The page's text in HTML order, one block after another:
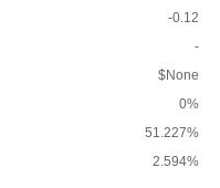
-0.12
-
$None
0%
51.227%
2.594%